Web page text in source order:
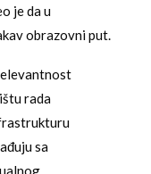
je da u
obrazovni put.
rada
sa